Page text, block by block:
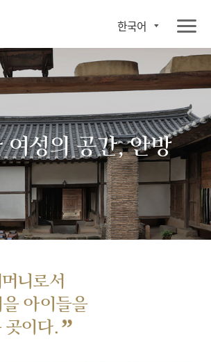
한국어
여성의 공간, 안방
니로서
아이들을
곳이다. ”